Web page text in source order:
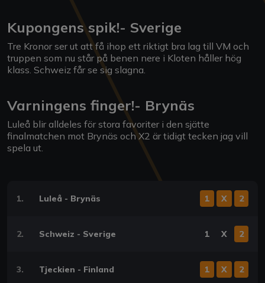
Kupongens spik!- Sverige
Tre Kronor ser ut att få ihop ett riktigt bra lag till VM och
truppen som nu står på benen nere i Kloten håller hög
klass. Schweiz får se sig slagna.
Varningens finger!- Brynäs
Luleå blir alldeles för stora favoriter i den sjätte
finalmatchen mot Brynäs och X2 är tidigt tecken jag vill
spela ut.
1. Luleå - Brynäs 1 X 2
2. Schweiz - Sverige 1 X 2
3. Tjeckien - Finland 1 X 2